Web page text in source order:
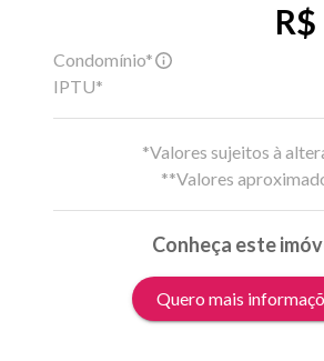
Condomínio*
IPTU*
*Valores sujeitos à
**Valores
Conheça este
Quero mais